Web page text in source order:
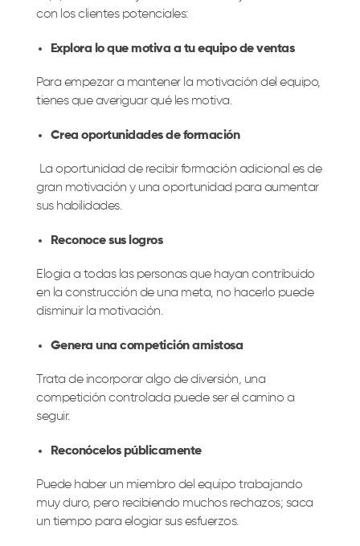
con los clientes potenciales:
Explora lo que motiva a tu equipo de ventas
Para empezar a mantener la motivación del equipo,
tienes que averiguar qué les motiva.
Crea oportunidades de formación
La oportunidad de recibir formación adicional es de
gran motivación y una oportunidad para aumentar
sus habilidades.
Reconoce sus logros
Elogia a todas las personas que hayan contribuido
en la construcción de una meta, no hacerlo puede
disminuir la motivación.
Genera una competición amistosa
Trata de incorporar algo de diversión, una
competición controlada puede ser el camino a
seguir.
Reconócelos públicamente
Puede haber un miembro del equipo trabajando
muy duro, pero recibiendo muchos rechazos; saca
un tiempo para elogiar sus esfuerzos.